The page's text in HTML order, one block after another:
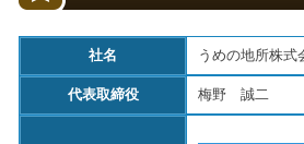
社名 うめの地所株式
代表取締役 梅野 誠二